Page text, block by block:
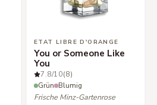
ETAT LIBRE D'ORANGE
You or Someone Like
You
7.8/10(8)
Grün Blumig
Frische Minz-Gartenrose